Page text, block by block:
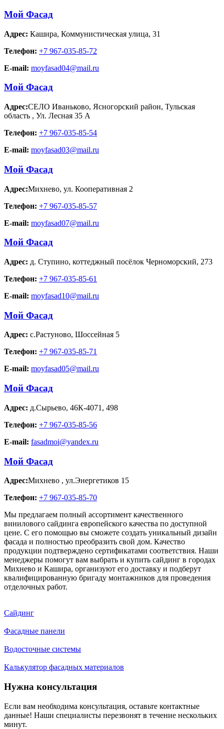
Мой Фасад
Адрес: Кашира, Коммунистическая улица, 31
Телефон: +7 967-035-85-72
E-mail: moyfasad04@mail.ru
Мой Фасад
Адрес:СЕЛО Иваньково, Ясногорский район, Тульская
область , Ул. Лесная 35 А
Телефон: +7 967-035-85-54
E-mail: moyfasad03@mail.ru
Мой Фасад
Адрес:Михнево, ул. Кооперативная 2
Телефон: +7 967-035-85-57
E-mail: moyfasad07@mail.ru
Мой Фасад
Адрес: д. Ступино, коттеджный посёлок Черноморский, 273
Телефон: +7 967-035-85-61
E-mail: moyfasad10@mail.ru
Мой Фасад
Адрес: с.Растуново, Шоссейная 5
Телефон: +7 967-035-85-71
E-mail: moyfasad05@mail.ru
Мой Фасад
Адрес: д.Сырьево, 46К-4071, 498
Телефон: +7 967-035-85-56
E-mail: fasadmoi@yandex.ru
Мой Фасад
Адрес:Михнево , ул.Энергетиков 15
Телефон: +7 967-035-85-70
Мы предлагаем полный ассортимент качественного
винилового сайдинга европейского качества по доступной
цене. С его помощью вы сможете создать уникальный дизайн
фасада и полностью преобразить свой дом. Качество
продукции подтверждено сертификатами соответствия. Наши
менеджеры помогут вам выбрать и купить сайдинг в городах
Михнево и Кашира, организуют его доставку и подберут
квалифицированную бригаду монтажников для проведения
отделочных работ.
Сайдинг
Фасадные панели
Водосточные системы
Калькулятор фасадных материалов
Нужна консультация
Если вам необходима консультация, оставьте контактные
данные! Наши специалисты перезвонят в течение нескольких
минут.